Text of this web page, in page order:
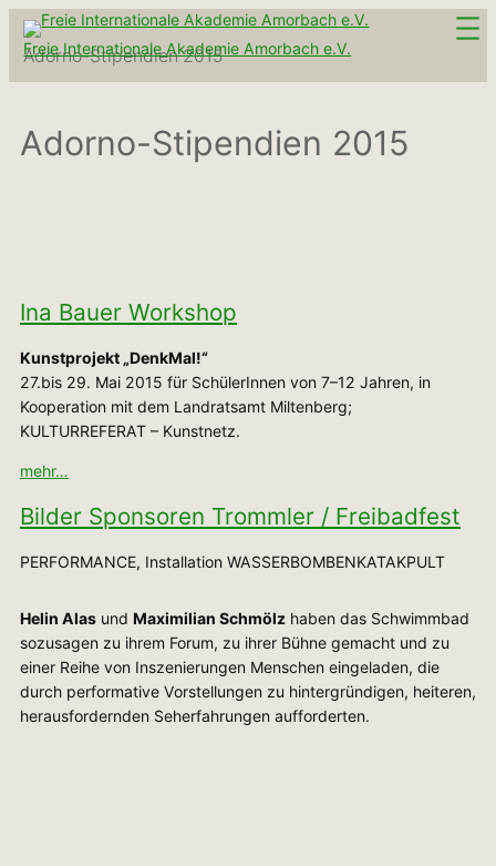
Zum
Inhalt
springen
Adorno-Stipendien 2015
Freie Internationale Akademie Amorbach e.V.
Adorno-Stipendien 2015
Ina Bauer Workshop
Kunstprojekt „DenkMal!“
27.bis 29. Mai 2015 für SchülerInnen von 7–12 Jahren, in
Kooperation mit dem Landratsamt Miltenberg;
KULTURREFERAT – Kunstnetz.
mehr…
Bilder Sponsoren Trommler / Freibadfest
PERFORMANCE, Installation WASSERBOMBENKATAKPULT
Helin Alas und Maximilian Schmölz haben das Schwimmbad
sozusagen zu ihrem Forum, zu ihrer Bühne gemacht und zu
einer Reihe von Inszenierungen Menschen eingeladen, die
durch performative Vorstellungen zu hintergründigen, heiteren,
herausfordernden Seherfahrungen aufforderten.